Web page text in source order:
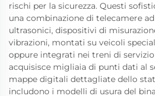
rischi per la sicurezza. Questi
una combinazione di telecamere
ultrasonici, dispositivi di
vibrazioni, montati su veicoli
oppure integrati nei treni di
acquisisce migliaia di punti dati al
mappe digitali dettagliate dello
includono i modelli di usura del